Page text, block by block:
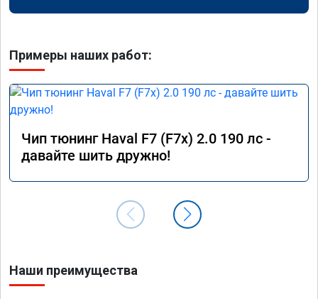
Примеры наших работ:
Чип тюнинг Haval F7 (F7x) 2.0 190 лс -
давайте шить дружно!
Наши преимущества